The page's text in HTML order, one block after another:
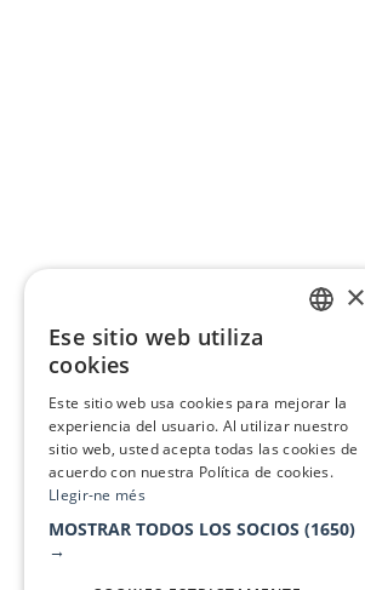
×
Ese sitio web utiliza
cookies
Este sitio web usa cookies para mejorar la
experiencia del usuario. Al utilizar nuestro
sitio web, usted acepta todas las cookies de
acuerdo con nuestra Política de cookies.
Llegir-ne més
MOSTRAR TODOS LOS SOCIOS (1650)
→